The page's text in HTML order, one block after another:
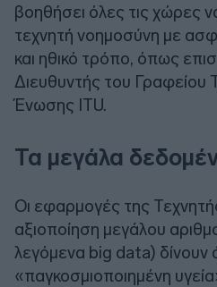
βοηθήσει όλες τις χώρες
τεχνητή νοημοσύνη με
και ηθικό τρόπο, όπως
Διευθυντής του Γραφείου
Ένωσης ITU.
Τα μεγάλα
Οι εφαρμογές της
αξιοποίηση μεγάλου
λεγόμενα big data) δίνουν
«παγκοσμιοποιημένη